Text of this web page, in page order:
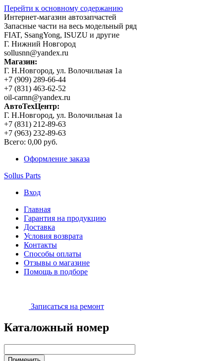
Перейти к основному содержанию
Интернет-магазин автозапчастей
Запасные части на весь модельный ряд
FIAT, SsangYong, ISUZU и другие
Г. Нижний Новгород
sollusnn@yandex.ru
Магазин:
Г. Н.Новгород, ул. Волочильная 1а
+7 (909) 289-66-44
+7 (831) 463-62-52
oil-carnn@yandex.ru
АвтоТехЦентр:
Г. Н.Новгород, ул. Волочильная 1а
+7 (831) 212-89-63
+7 (963) 232-89-63
Всего: 0,00 руб.
Оформление заказа
Sollus Parts
Вход
Главная
Гарантия на продукцию
Доставка
Условия возврата
Контакты
Способы оплаты
Отзывы о магазине
Помощь в подборе
Записаться на ремонт
Каталожный номер